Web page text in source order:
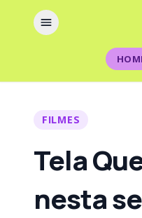
FILMES
Tela
nesta